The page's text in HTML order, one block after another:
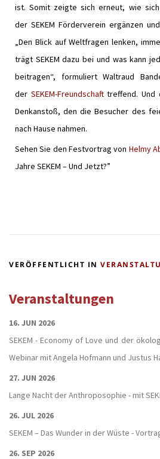
ist. Somit zeigte sich erneut, wie sich
der SEKEM Förderverein ergänzen
„Den Blick auf Weltfragen lenken,
trägt SEKEM dazu bei und was kann
beitragen“, formuliert Waltraud
der SEKEM-Freundschafttreffend. Und
Denkanstoß, den die Besucher des
nach Hause nahmen.
Sehen Sie den Festvortrag von Helmy
Jahre SEKEM – Und Jetzt?”
VERÖFFENTLICHT IN
Veranstaltungen
16. JUN 2026
SEKEM - Economy of Love und der
Webinar mit Angela Hofmann und Justus
27. JUN 2026
Lange Nacht der Anthroposophie - mit
26. JUL 2026
SEKEM – Das Wunder in der Wüste -
26. SEP 2026